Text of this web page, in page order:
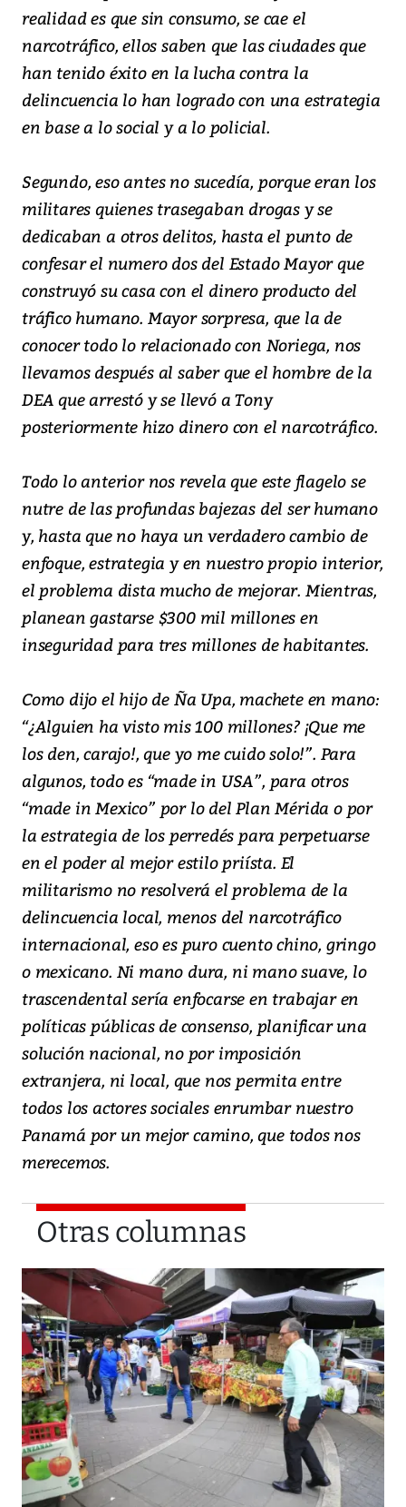
realidad es que sin consumo, se cae el
narcotráfico, ellos saben que las ciudades que
han tenido éxito en la lucha contra la
delincuencia lo han logrado con una estrategia
en base a lo social y a lo policial.
Segundo, eso antes no sucedía, porque eran los
militares quienes trasegaban drogas y se
dedicaban a otros delitos, hasta el punto de
confesar el numero dos del Estado Mayor que
construyó su casa con el dinero producto del
tráfico humano. Mayor sorpresa, que la de
conocer todo lo relacionado con Noriega, nos
llevamos después al saber que el hombre de la
DEA que arrestó y se llevó a Tony
posteriormente hizo dinero con el narcotráfico.
Todo lo anterior nos revela que este flagelo se
nutre de las profundas bajezas del ser humano
y, hasta que no haya un verdadero cambio de
enfoque, estrategia y en nuestro propio interior,
el problema dista mucho de mejorar. Mientras,
planean gastarse $300 mil millones en
inseguridad para tres millones de habitantes.
Como dijo el hijo de Ña Upa, machete en mano:
“¿Alguien ha visto mis 100 millones? ¡Que me
los den, carajo!, que yo me cuido solo!”. Para
algunos, todo es “made in USA”, para otros
“made in Mexico” por lo del Plan Mérida o por
la estrategia de los perredés para perpetuarse
en el poder al mejor estilo priísta. El
militarismo no resolverá el problema de la
delincuencia local, menos del narcotráfico
internacional, eso es puro cuento chino, gringo
o mexicano. Ni mano dura, ni mano suave, lo
trascendental sería enfocarse en trabajar en
políticas públicas de consenso, planificar una
solución nacional, no por imposición
extranjera, ni local, que nos permita entre
todos los actores sociales enrumbar nuestro
Panamá por un mejor camino, que todos nos
merecemos.
Otras columnas